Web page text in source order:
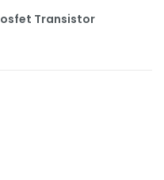
Transistor